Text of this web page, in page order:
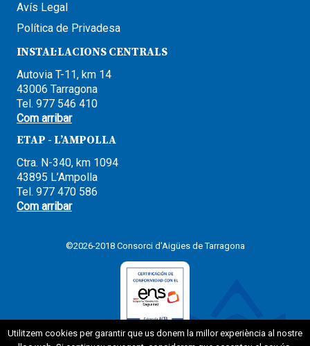
Avís Legal
Política de Privadesa
INSTAL·LACIONS CENTRALS
Autovia T-11, km 14
43006 Tarragona
Tel. 977 546 410
Com arribar
ETAP - L’AMPOLLA
Ctra. N-340, km 1094
43895 L’Ampolla
Tel. 977 470 586
Com arribar
©2026-2018 Consorci d'Aigües de Tarragona
Utilitzem cookies per garantir que us donem la millor experiència al nostre